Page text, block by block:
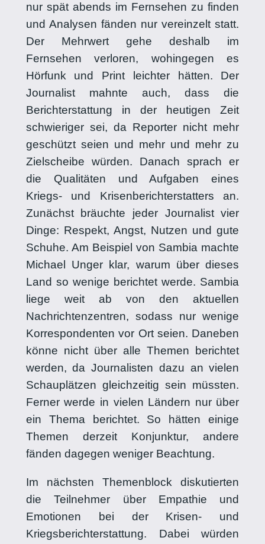
nur spät abends im Fernsehen zu finden
und Analysen fänden nur vereinzelt statt.
Der Mehrwert gehe deshalb im
Fernsehen verloren, wohingegen es
Hörfunk und Print leichter hätten. Der
Journalist mahnte auch, dass die
Berichterstattung in der heutigen Zeit
schwieriger sei, da Reporter nicht mehr
geschützt seien und mehr und mehr zu
Zielscheibe würden. Danach sprach er
die Qualitäten und Aufgaben eines
Kriegs- und Krisenberichterstatters an.
Zunächst bräuchte jeder Journalist vier
Dinge: Respekt, Angst, Nutzen und gute
Schuhe. Am Beispiel von Sambia machte
Michael Unger klar, warum über dieses
Land so wenige berichtet werde. Sambia
liege weit ab von den aktuellen
Nachrichtenzentren, sodass nur wenige
Korrespondenten vor Ort seien. Daneben
könne nicht über alle Themen berichtet
werden, da Journalisten dazu an vielen
Schauplätzen gleichzeitig sein müssten.
Ferner werde in vielen Ländern nur über
ein Thema berichtet. So hätten einige
Themen derzeit Konjunktur, andere
fänden dagegen weniger Beachtung.
Im nächsten Themenblock diskutierten
die Teilnehmer über Empathie und
Emotionen bei der Krisen- und
Kriegsberichterstattung. Dabei würden